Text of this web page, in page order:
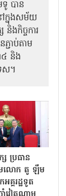
បាន
ៅក្នុងសម័យ
និងកិច្ច​ការ
ជាប់តាម
និង
ស។
ស ប្រធាន
មលោក តូ ឡឹម
គរដ្ឋទូត